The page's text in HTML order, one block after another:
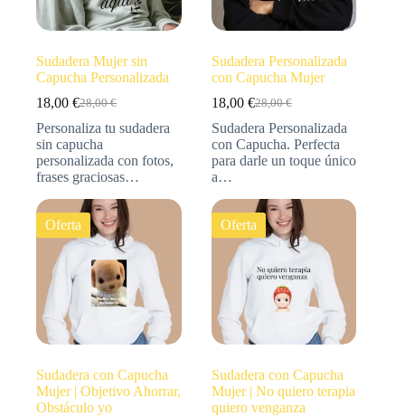
Sudadera Mujer sin
Capucha Personalizada
28,00€
18,00 €
Personaliza tu sudadera
sin capucha
personalizada con fotos,
frases graciosas…
Sudadera Personalizada
con Capucha Mujer
28,00€
18,00 €
Sudadera Personalizada
con Capucha. Perfecta
para darle un toque único
a…
Oferta
Sudadera con Capucha
Mujer | Objetivo Ahorrar,
Obstáculo yo
Oferta
Sudadera con Capucha
Mujer | No quiero terapia
quiero venganza